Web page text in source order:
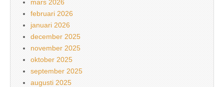
mars 2026
februari 2026
januari 2026
december 2025
november 2025
oktober 2025
september 2025
augusti 2025